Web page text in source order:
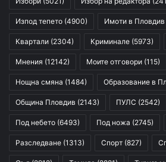
Изпод тепето (4900) Имоти в Пловдив
Квартали (2304) Криминале (5973)
Мнения (12142) Моите отговори (115)
Нощна смяна (1484) Образование в
Община Пловдив (2143) ПУЛС (2542)
Под небето (6493) Под ножа (2745)
Разследване (1313) Спорт (827)